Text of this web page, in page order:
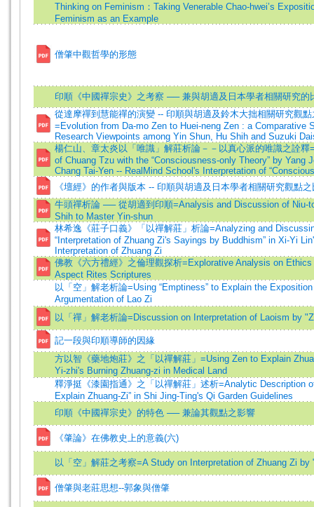
Thinking on Feminism：Taking Venerable Chao-hwei’s
Feminism as an Example
僧肇中觀哲學的形態
印順《中國禪宗史》之考察 ── 兼與胡適及日本學者相關研究的
從達摩禪到慧能禪的演變 -- 印順與胡適及鈴木大拙相關研究觀點
=Evolution from Da-mo Zen to Huei-neng Zen : a Comparative
Research Viewpoints among Yin Shun, Hu Shih and Suzuki
楊仁山、章太炎以「唯識」解莊析論－－以真心派的唯識之詮釋
of Chuang Tzu with the “Consciousness-only Theory” by Yang
Chang Tai-Yen -- RealMind School's Interpretation of
《壇經》的作者與版本 -- 印順與胡適及日本學者相關研究觀點
牛頭禪析論 ── 從胡適到印順=Analysis and Discussion of Niu-
Shih to Master Yin-shun
林希逸《莊子口義》「以禪解莊」析論=Analyzing and
“Interpretation of Zhuang Zi's Sayings by Buddhism” in Xi-Yi
Interpretation of Zhuang Zi
佛教《六方禮經》之倫理觀探析=Explorative Analysis on
Aspect Rites Scriptures
以「空」解老析論=Using “Emptiness” to Explain the
Argumentation of Lao Zi
以「禪」解老析論=Discussion on Interpretation of Laoism by
記一段與印順導師的因緣
方以智《藥地炮莊》之「以禪解莊」=Using Zen to Explain
Yi-zhi's Burning Zhuang-zi in Medical Land
釋淨挺《漆園指通》之「以禪解莊」述析=Analytic Description
Explain Zhuang-Zi” in Shi Jing-Ting's Qi Garden Guidelines
印順《中國禪宗史》的特色 ── 兼論其觀點之影響
《肇論》在佛教史上的意義(六)
以「空」解莊之考察=A Study on Interpretation of Zhuang Zi by
僧肇與老莊思想--郭象與僧肇